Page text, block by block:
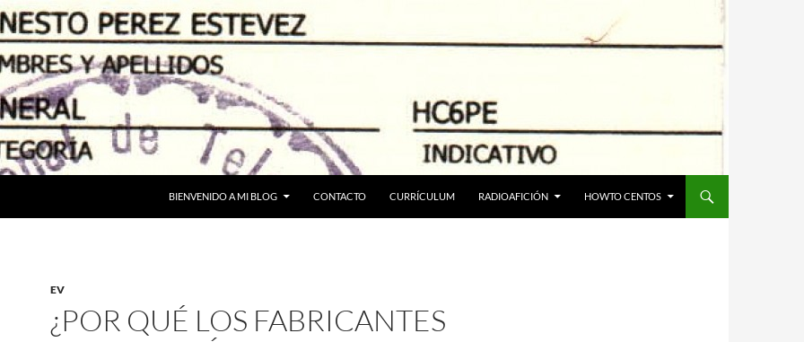
BIENVENIDO A MI BLOG CONTACTO CURRÍCULUM RADIOAFICIÓN HOWTO CENTOS
EV
¿POR QUÉ LOS FABRICANTES